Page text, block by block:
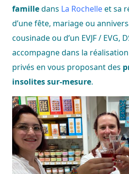
familledans La Rochelleet sa
d’une fête, mariage ou
cousinade ou d’un EVJF / EVG,
accompagne dans la
privés en vous proposant des
insolites sur-mesure.